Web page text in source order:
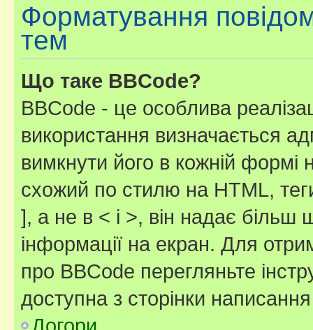
Форматування
тем
Що таке BBCode?
BBCode - це особлива
використання визначається
вимкнути його в кожній
схожий по стилю на HTML,
], а не в < і >, він надає більш
інформації на екран. Для
про BBCode перегляньте
доступна з сторінки
Догори